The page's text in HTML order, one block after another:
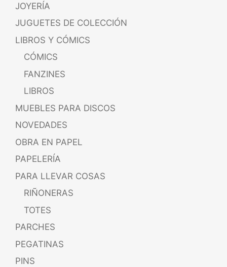
JOYERÍA
JUGUETES DE COLECCIÓN
LIBROS Y CÓMICS
CÓMICS
FANZINES
LIBROS
MUEBLES PARA DISCOS
NOVEDADES
OBRA EN PAPEL
PAPELERÍA
PARA LLEVAR COSAS
RIÑONERAS
TOTES
PARCHES
PEGATINAS
PINS